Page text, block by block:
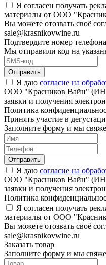
Я согласен получать
материалы от ООО
Вы можете отозвать своё
sale@krasnikovwine.ru
Подтвердите номер телефона
Мы отправили код на
Отправить
Я даю согласие на
ООО "Красников Вайн" (ИНН
заявки и получения
Политика
Принять участие в
Заполните форму и мы
Отправить
Я даю согласие на
ООО "Красников Вайн" (ИНН
заявки и получения
Политика
Я согласен получать
материалы от ООО
Вы можете отозвать своё
sale@krasnikovwine.ru
Заказать товар
Заполните форму и мы